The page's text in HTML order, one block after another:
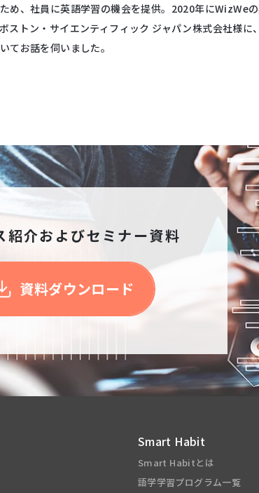
め、社員に英語学習の機会を提供。2020年にWizWe
ストン・サイエンティフィック ジャパン株式会社様に
てお話を伺いました。
紹介およびセミナー資料
資料ダウンロード
Smart Habit
Smart Habitとは
語学学習プログラム一覧